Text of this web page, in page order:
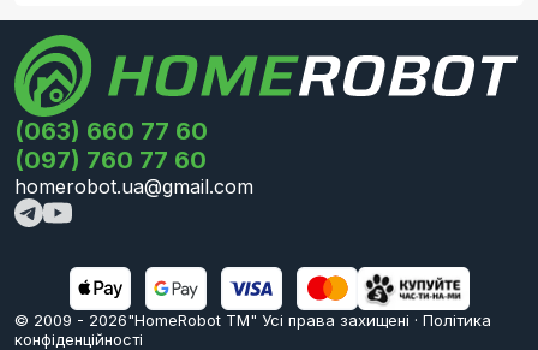
(063) 660 77 60
(097) 760 77 60
homerobot.ua@gmail.com
© 2009 - 2026"HomeRobot ТМ" Усi права захищені · Політика
конфіденційності